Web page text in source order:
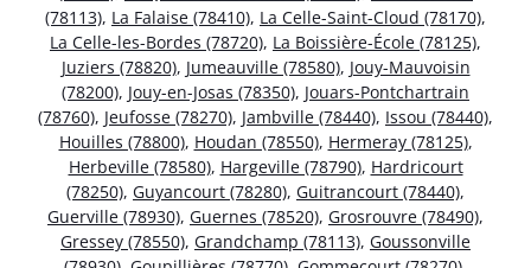
(78113), La Falaise (78410), La Celle-Saint-Cloud (78170),
La Celle-les-Bordes (78720), La Boissière-École (78125),
Juziers (78820), Jumeauville (78580), Jouy-Mauvoisin
(78200), Jouy-en-Josas (78350), Jouars-Pontchartrain
(78760), Jeufosse (78270), Jambville (78440), Issou (78440),
Houilles (78800), Houdan (78550), Hermeray (78125),
Herbeville (78580), Hargeville (78790), Hardricourt
(78250), Guyancourt (78280), Guitrancourt (78440),
Guerville (78930), Guernes (78520), Grosrouvre (78490),
Gressey (78550), Grandchamp (78113), Goussonville